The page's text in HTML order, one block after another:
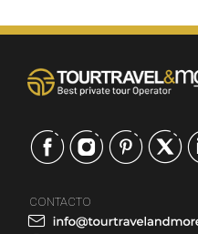
CONTACTO